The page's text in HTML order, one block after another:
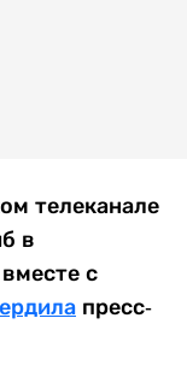
телеканале
в
с
пресс-